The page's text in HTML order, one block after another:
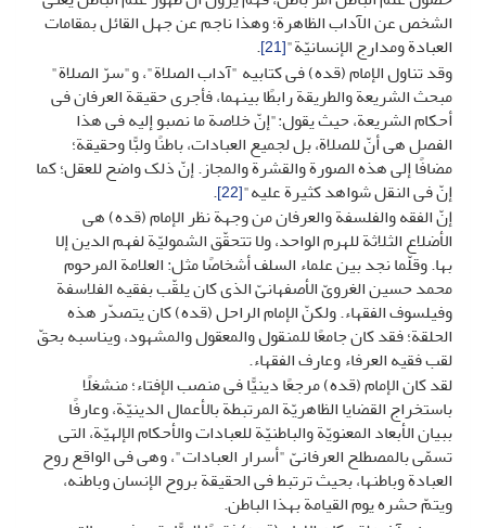
الشخص عن الآداب الظاهرة؛ وهذا ناجم عن جهل القائل بمقامات
العبادة ومدارج الإنسانیّة"[21]
.
وقد تناول الإمام (قده) فی کتابیه "آداب الصلاة"، و"سرّ الصلاة"
مبحث الشریعة والطریقة رابطًا بینهما، فأجرى حقیقة العرفان فی
أحکام الشریعة، حیث یقول:"إنّ خلاصة ما نصبو إلیه فی هذا
الفصل هی أنّ للصلاة، بل لجمیع العبادات، باطنًا ولبًّا وحقیقة؛
مضافًا إلى هذه الصورة والقشرة والمجاز. إنّ ذلک واضح للعقل؛ کما
إنّ فی النقل شواهد کثیرة علیه"[22]
.
إنّ الفقه والفلسفة والعرفان من وجهة نظر الإمام (قده) هی
الأضلاع الثلاثة للهرم الواحد، ولا تتحقّق الشمولیّة لفهم الدین إلا
بها. وقلّما نجد بین علماء السلف أشخاصًا مثل: العلامة المرحوم
محمد حسین الغرویّ الأصفهانیّ الذی کان یلقّب بفقیه الفلاسفة
وفیلسوف الفقهاء. ولکنّ الإمام الراحل (قده) کان یتصدّر هذه
الحلقة؛ فقد کان جامعًا للمنقول والمعقول والمشهود، ویناسبه بحقّ
لقب فقیه العرفاء وعارف الفقهاء.
لقد کان الإمام (قده) مرجعًا دینیًّا فی منصب الإفتاء؛ منشغلًا
باستخراج القضایا الظاهریّة المرتبطة بالأعمال الدینیّة، وعارفًا
ببیان الأبعاد المعنویّة والباطنیّة للعبادات والأحکام الإلهیّة، التی
تسمّى بالمصطلح العرفانیّ "أسرار العبادات"، وهی فی الواقع روح
العبادة وباطنها، بحیث ترتبط فی الحقیقة بروح الإنسان وباطنه،
ویتمّ حشره یوم القیامة بهذا الباطن.